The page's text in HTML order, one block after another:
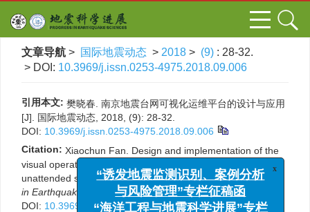
文章导航 > 国际地震动态 > 2018 > (9) : 28-32.
> DOI: 10.3969/j.issn.0253-4975.2018.09.006
引用本文: 樊晓春. 南京地震台网可视化运维平台的设计与应用
[J]. 国际地震动态, 2018, (9): 28-32.
DOI: 10.3969/j.issn.0253-4975.2018.09.006
Citation: Xiaochun Fan. Design and implementation of the
visual operation and maintenance platform for the
unattended stations in Nanjing seismic network[J].Progress
in Earthquake Sciences, 2018, (9): 28-32.
DOI: 10.3969/j.issn.0253-4975.2018.09.006
“诱发地震监测识别、案例分析
与风险管理”专栏征稿函
“海洋工程与地震科学进展”专栏